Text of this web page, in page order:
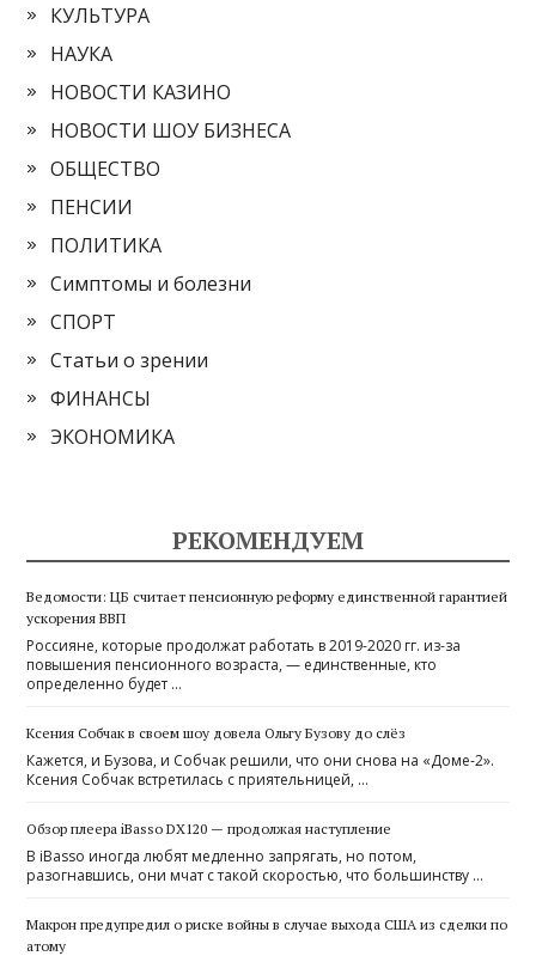
КУЛЬТУРА
НАУКА
НОВОСТИ КАЗИНО
НОВОСТИ ШОУ БИЗНЕСА
ОБЩЕСТВО
ПЕНСИИ
ПОЛИТИКА
Симптомы и болезни
СПОРТ
Статьи о зрении
ФИНАНСЫ
ЭКОНОМИКА
РЕКОМЕНДУЕМ
Ведомости: ЦБ считает пенсионную реформу единственной гарантией
ускорения ВВП
Россияне, которые продолжат работать в 2019-2020 гг. из-за
повышения пенсионного возраста, — единственные, кто
определенно будет …
Ксения Собчак в своем шоу довела Ольгу Бузову до слёз
Кажется, и Бузова, и Собчак решили, что они снова на «Доме-2».
Ксения Собчак встретилась с приятельницей, …
Обзор плеера iBasso DX120 — продолжая наступление
В iBasso иногда любят медленно запрягать, но потом,
разогнавшись, они мчат с такой скоростью, что большинству …
Макрон предупредил о риске войны в случае выхода США из сделки по
атому